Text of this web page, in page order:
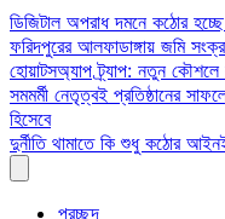
Skip
to
content
ডিজিটাল অপরাধ দমনে কঠোর
ফরিদপুরের আলফাডাঙ্গায় জমি
হোয়াটসঅ্যাপ ট্র্যাপ: নতুন কৌশলে
সমমর্মী নেতৃত্বই প্রতিষ্ঠানের
হিসেবে
দুর্নীতি থামাতে কি শুধু কঠোর
প্রচ্ছদ